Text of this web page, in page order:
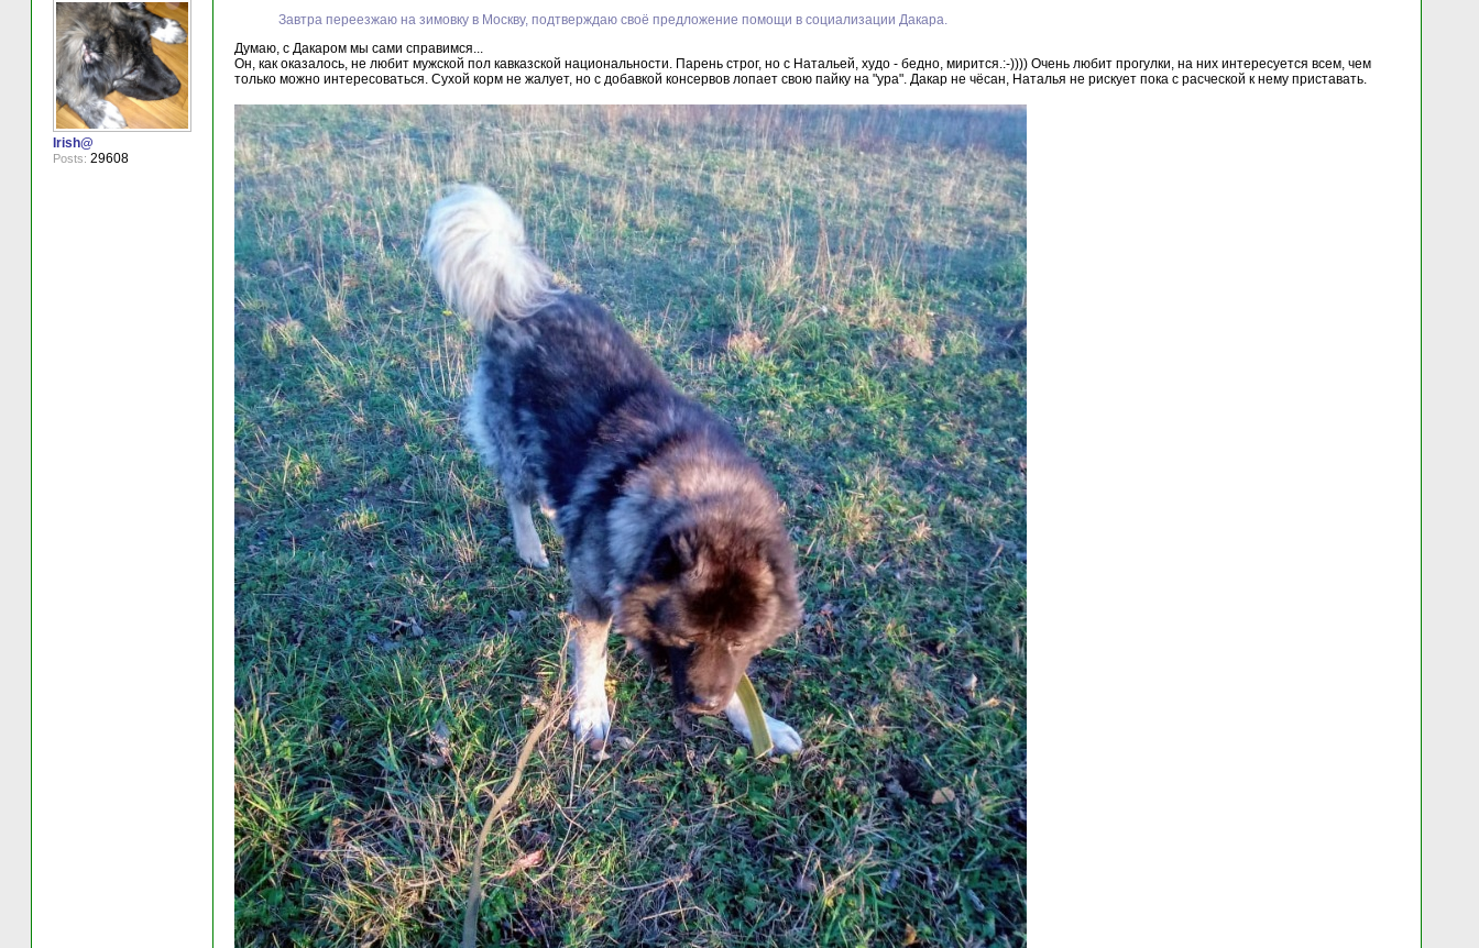
Irish@
Posts: 29608
Завтра переезжаю на зимовку в Москву, подтверждаю своё предложение помощи в социализации Дакара.
Думаю, с Дакаром мы сами справимся...
Он, как оказалось, не любит мужской пол кавказской национальности. Парень строг, но с Натальей, худо - бедно, мирится.:-)))) Очень любит прогулки, на них интересуется всем, чем
только можно интересоваться. Сухой корм не жалует, но с добавкой консервов лопает свою пайку на "ура". Дакар не чёсан, Наталья не рискует пока с расческой к нему приставать.